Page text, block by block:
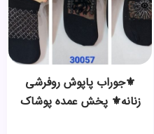
⚜️جوراب پاپوش روفرشی
زنانه⚜️ پخش عمده پوشاک